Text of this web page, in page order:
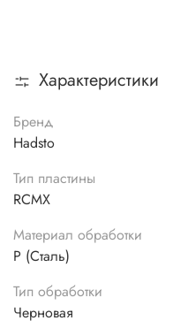
Характеристики
Бренд
Hadsto
Тип пластины
RCMX
Материал обработки
P (Сталь)
Тип обработки
Черновая